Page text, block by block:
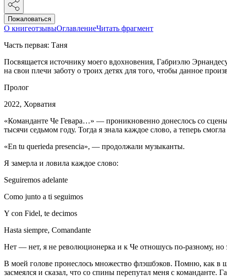
Пожаловаться
О книгеотзывыОглавлениеЧитать фрагмент
Часть первая: Таня
Посвящается источнику моего вдохновения, Габриэлю
на свои плечи заботу о троих детях для того, чтобы данное
Пролог
2022, Хорватия
«Команданте Че Гевара…» — проникновенно донеслось со
тысячи седьмом году. Тогда я знала каждое слово, а теперь
«En tu querieda presencia», — продолжали музыканты.
Я замерла и ловила каждое слово:
Seguiremos adelante
Como junto a ti seguimos
Y con Fidel, te decimos
Hasta siempre, Comandante
Нет — нет, я не революционерка и к Че отношусь по-разному,
В моей голове пронеслось множество флэшбэков. Помню, как в
засмеялся и сказал, что со спины перепутал меня с команданте.